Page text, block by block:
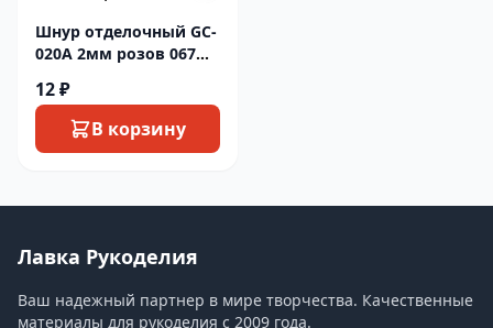
Шнур отделочный GC-
020A 2мм розов 067
12 ₽
В корзину
Лавка Рукоделия
Ваш надежный партнер в мире творчества. Качественные
материалы для рукоделия с 2009 года.